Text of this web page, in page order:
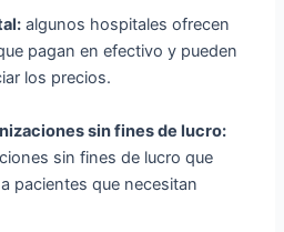
algunos hospitales ofrecen
pagan en efectivo y pueden
los precios.
sin fines de lucro:
sin fines de lucro que
pacientes que necesitan